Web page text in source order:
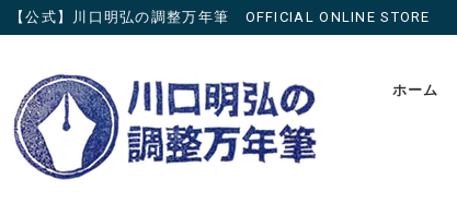
【公式】川口明弘の調整万年筆 OFFICIAL ONLINE STORE
ホーム